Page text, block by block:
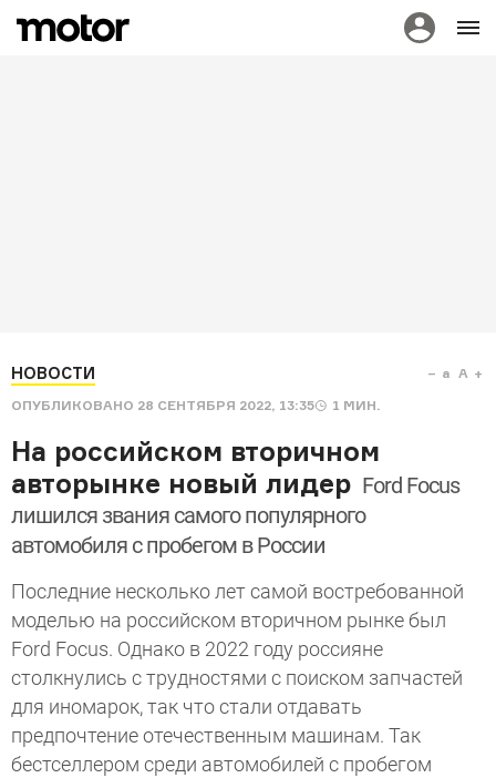
НОВОСТИ
ОПУБЛИКОВАНО 28 СЕНТЯБРЯ 2022, 13:35 1 МИН.
a A
На российском вторичном
авторынке новый лидер Ford Focus
лишился звания самого популярного
автомобиля с пробегом в России
Последние несколько лет самой востребованной
моделью на российском вторичном рынке был
Ford Focus. Однако в 2022 году россияне
столкнулись с трудностями с поиском запчастей
для иномарок, так что стали отдавать
предпочтение отечественным машинам. Так
бестселлером среди автомобилей с пробегом